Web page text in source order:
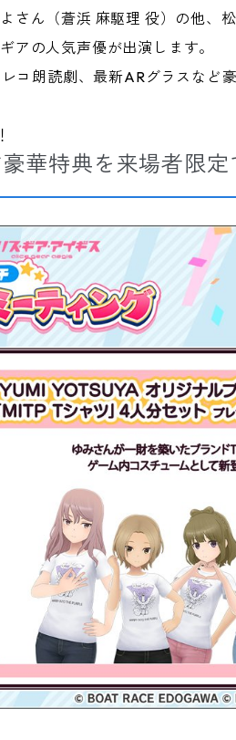
さん（蒼浜 麻駆理 役）の他、
アの人気声優が出演します。
コ朗読劇、最新ARグラスなど
華特典を来場者限定